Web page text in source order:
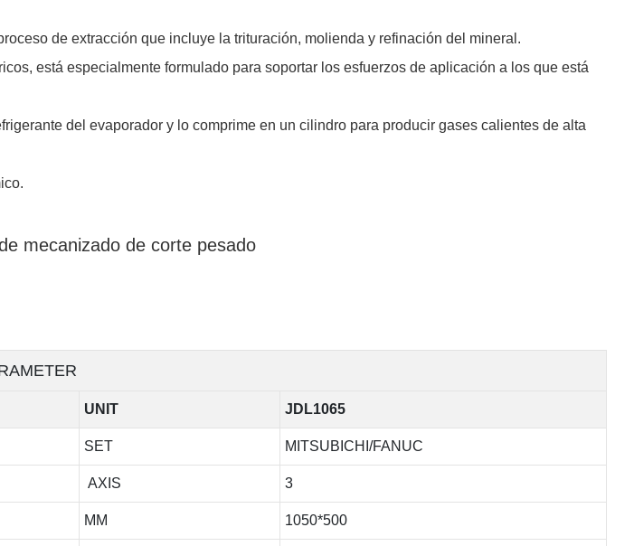
de extracción que incluye la trituración, molienda y refinación del mineral.
está especialmente formulado para soportar los esfuerzos de aplicación a los que está
del evaporador y lo comprime en un cilindro para producir gases calientes de alta
mecanizado de corte pesado
UNIT JDL1065
SET MITSUBICHI/FANUC
AXIS 3
MM 1050*500